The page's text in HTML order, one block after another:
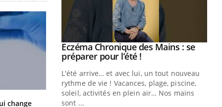
change La sieste empêche-t-elle de dormir
: et si on
de type 2
chez les
Youtube
Eczéma Chronique des Mains : se
préparer pour l’été !Youtube
L'été arrive… et avec lui, un tout nouveau
rythme de vie ! Vacances, plage, piscine,
soleil, activités en plein air… Nos mains
sont ...